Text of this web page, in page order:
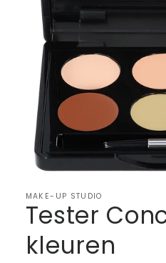
MAKE-UP STUDIO
Tester
kleuren